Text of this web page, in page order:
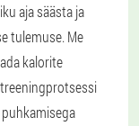
aja säästa ja
tulemuse. Me
kalorite